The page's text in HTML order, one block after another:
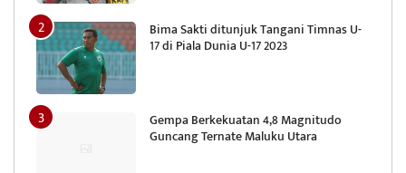
Bima Sakti ditunjuk Tangani Timnas U-
17 di Piala Dunia U-17 2023
Gempa Berkekuatan 4,8 Magnitudo
Guncang Ternate Maluku Utara